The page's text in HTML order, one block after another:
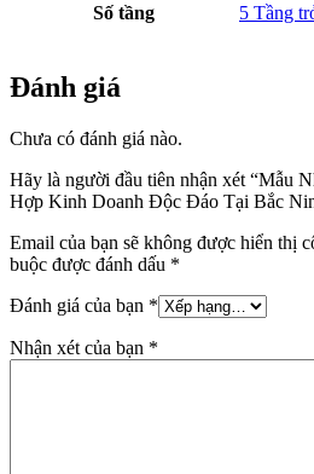
Số tầng 5 Tầng
Đánh giá
Chưa có đánh giá nào.
Hãy là người đầu tiên nhận xét “Mẫu
Hợp Kinh Doanh Độc Đáo Tại Bắc
Email của bạn sẽ không được hiển thị
buộc được đánh dấu *
Đánh giá của bạn *
Nhận xét của bạn *